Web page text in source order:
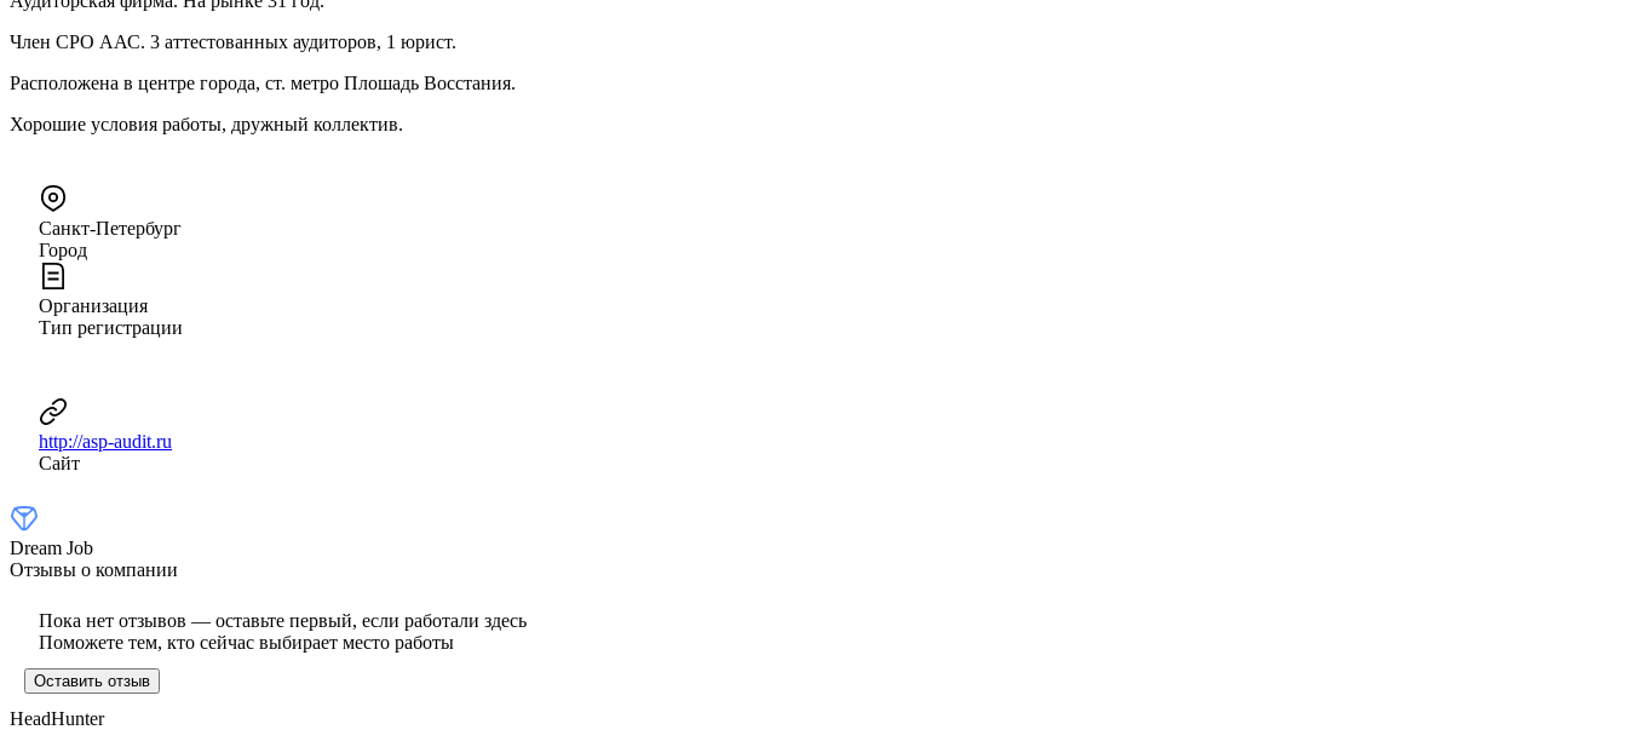
Член СРО ААС. 3 аттестованных аудиторов, 1 юрист.
Расположена в центре города, ст. метро Плошадь Восстания.
Хорошие условия работы, дружный коллектив.
Санкт-Петербург
Город
Организация
Тип регистрации
http://asp-audit.ru
Сайт
Dream Job
Отзывы о компании
Пока нет отзывов — оставьте первый, если работали здесь
Поможете тем, кто сейчас выбирает место работы
Оставить отзыв
HeadHunter